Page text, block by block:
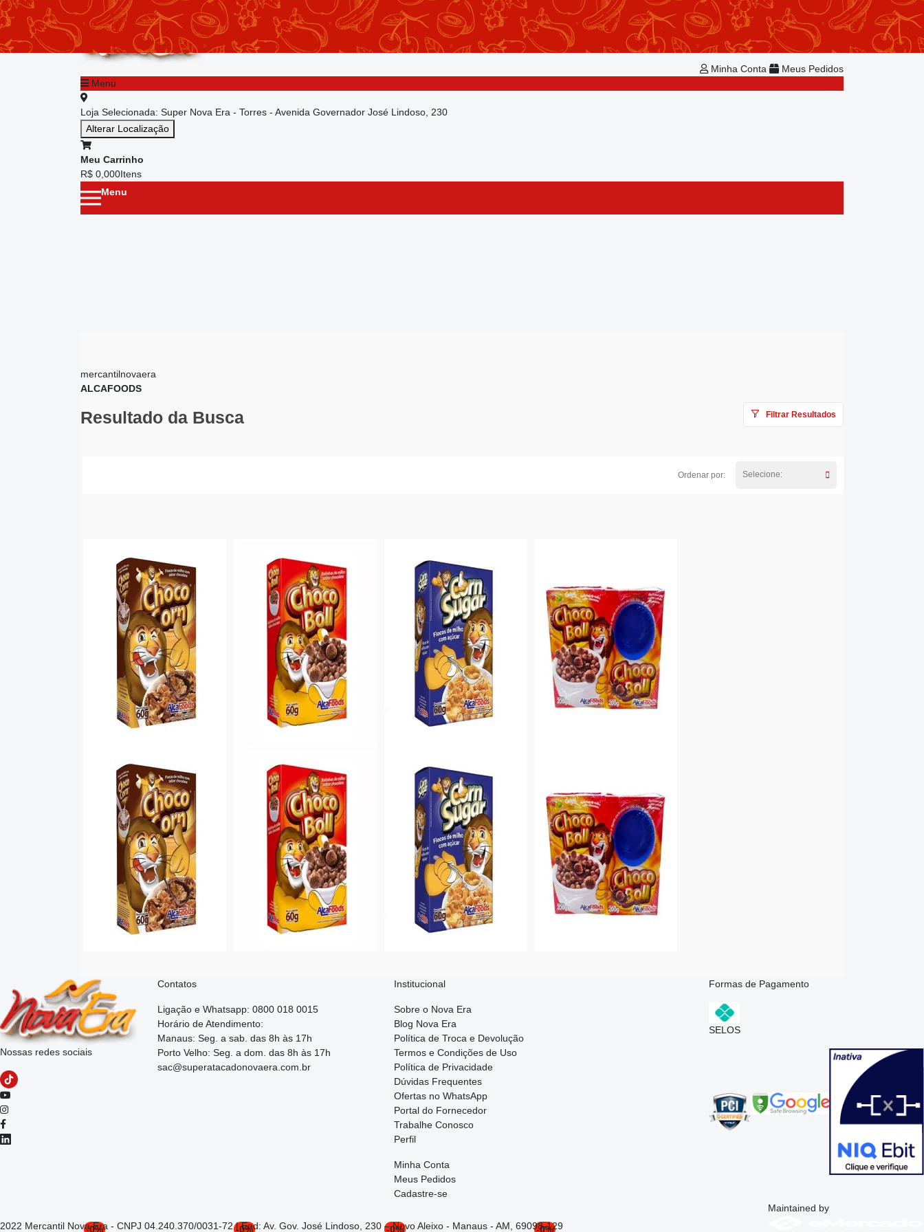
Repetir Pedido
Minha Conta
Bem-vindo!Já é cadastrado?
Minha Conta
Meus Pedidos
Menu
Loja Selecionada: Super Nova Era - Torres - Avenida Governador José Lindoso, 230
Alterar Localização
Meu Carrinho
R$ 0,000Itens
Menu
Menu principal
mercantilnovaera
ALCAFOODS
Resultado da Busca Filtrar Resultados
Ordenar por: Selecione:
-0% -0% -0% -0%
Nossas redes sociais
Contatos
Ligação e Whatsapp: 0800 018 0015
Horário de Atendimento:
Manaus: Seg. a sab. das 8h às 17h
Porto Velho: Seg. a dom. das 8h às 17h
sac@superatacadonovaera.com.br
Institucional
Sobre o Nova Era
Blog Nova Era
Política de Troca e Devolução
Termos e Condições de Uso
Política de Privacidade
Dúvidas Frequentes
Ofertas no WhatsApp
Portal do Fornecedor
Trabalhe Conosco
Perfil
Minha Conta
Meus Pedidos
Cadastre-se
Formas de Pagamento
SELOS
2022 Mercantil Nova Era - CNPJ 04.240.370/0031-72 | End: Av. Gov. José Lindoso, 230 – Novo Aleixo - Manaus - AM, 69098-129
Maintained by